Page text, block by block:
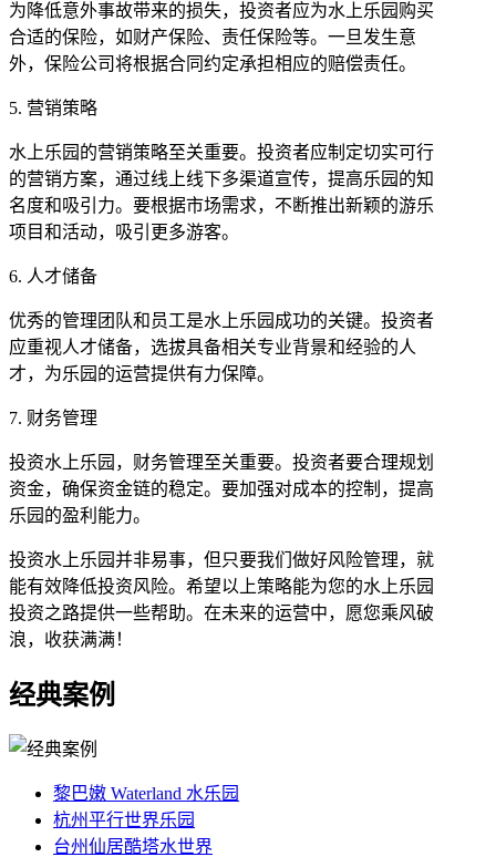
为降低意外事故带来的损失，投资者应为水上乐园购买
合适的保险，如财产保险、责任保险等。一旦发生意
外，保险公司将根据合同约定承担相应的赔偿责任。
5. 营销策略
水上乐园的营销策略至关重要。投资者应制定切实可行
的营销方案，通过线上线下多渠道宣传，提高乐园的知
名度和吸引力。要根据市场需求，不断推出新颖的游乐
项目和活动，吸引更多游客。
6. 人才储备
优秀的管理团队和员工是水上乐园成功的关键。投资者
应重视人才储备，选拔具备相关专业背景和经验的人
才，为乐园的运营提供有力保障。
7. 财务管理
投资水上乐园，财务管理至关重要。投资者要合理规划
资金，确保资金链的稳定。要加强对成本的控制，提高
乐园的盈利能力。
投资水上乐园并非易事，但只要我们做好风险管理，就
能有效降低投资风险。希望以上策略能为您的水上乐园
投资之路提供一些帮助。在未来的运营中，愿您乘风破
浪，收获满满！
经典案例
黎巴嫩 Waterland 水乐园
杭州平行世界乐园
台州仙居酷塔水世界